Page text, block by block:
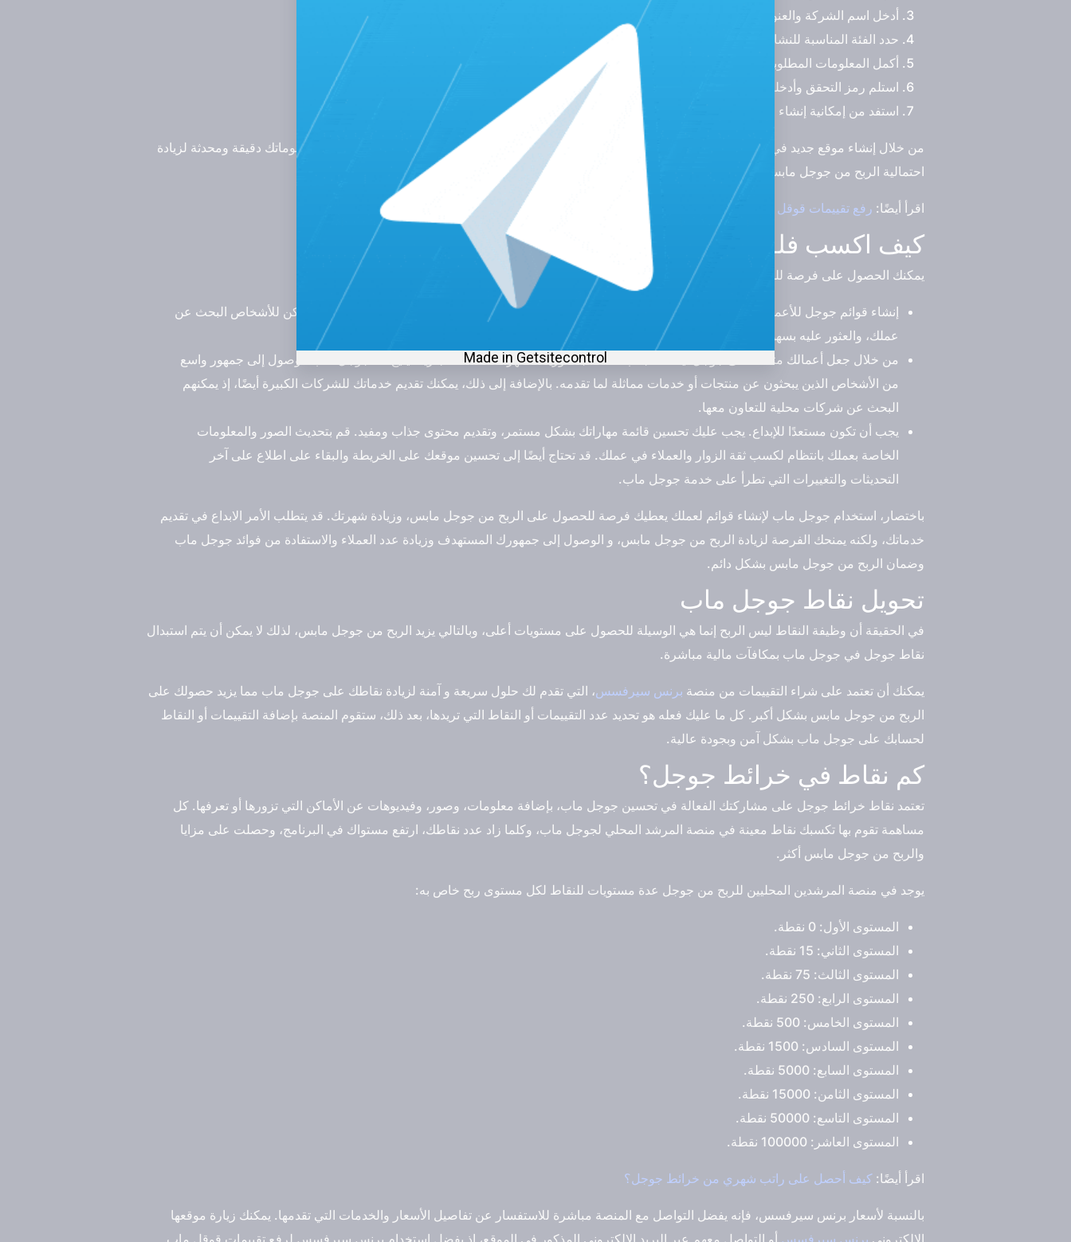
أدخل اسم الشركة والعنوان الكامل للموقع الجديد.
حدد الفئة المناسبة للنشاط التجاري.
أكمل المعلومات المطلوبة وتحقق من صحتها جيدا.
استلم رمز التحقق وأدخله لإكمال عملية التحقق.
استفد من إمكانية إنشاء موقع إلكتروني جديد مجانا في خرائط جوجل لزيادة رؤية وتواجد عملك عبر الإنترنت.
من خلال إنشاء موقع جديد في خرائط جوجل، يمكنك الربح من جوجل ماب وجذب عملاء جدد، وتوسيع نطاق عملك. اجعل معلوماتك دقيقة ومحدثة لزيادة
احتمالية الربح من جوجل مابس من عملك عبر البحث.
اقرأ أيضًا: رفع تقييمات قوقل ماب بدون مجهود وبأقل سعر
كيف اكسب فلوس من خرائط جوجل؟
يمكنك الحصول على فرصة للحصول على الربح من جوجل مابس، من خلال:
إنشاء قوائم جوجل للأعمال التجارية وجعلها مرئية ومتاحة عبر الإنترنت. عندما تقوم بإنشاء قائمة لعملك على جوجل، يمكن للأشخاص البحث عن
عملك، والعثور عليه بسهولة عبر خرائط جوجل ونتائج البحث.
من خلال جعل أعمالك متاحة على جوجل، يمكنك جذب عملاء جدد وزيادة شهرة علامتك التجارية. يتيح لك جوجل ماب الوصول إلى جمهور واسع
من الأشخاص الذين يبحثون عن منتجات أو خدمات مماثلة لما تقدمه. بالإضافة إلى ذلك، يمكنك تقديم خدماتك للشركات الكبيرة أيضًا، إذ يمكنهم
البحث عن شركات محلية للتعاون معها.
يجب أن تكون مستعدًا للإبداع. يجب عليك تحسين قائمة مهاراتك بشكل مستمر، وتقديم محتوى جذاب ومفيد. قم بتحديث الصور والمعلومات
الخاصة بعملك بانتظام لكسب ثقة الزوار والعملاء في عملك. قد تحتاج أيضًا إلى تحسين موقعك على الخريطة والبقاء على اطلاع على آخر
التحديثات والتغييرات التي تطرأ على خدمة جوجل ماب.
باختصار، استخدام جوجل ماب لإنشاء قوائم لعملك يعطيك فرصة للحصول على الربح من جوجل مابس، وزيادة شهرتك. قد يتطلب الأمر الابداع في تقديم
خدماتك، ولكنه يمنحك الفرصة لزيادة الربح من جوجل مابس، و الوصول إلى جمهورك المستهدف وزيادة عدد العملاء والاستفادة من فوائد جوجل ماب
وضمان الربح من جوجل مابس بشكل دائم.
تحويل نقاط جوجل ماب
في الحقيقة أن وظيفة النقاط ليس الربح إنما هي الوسيلة للحصول على مستويات أعلى، وبالتالي يزيد الربح من جوجل مابس، لذلك لا يمكن أن يتم استبدال
نقاط جوجل في جوجل ماب بمكافآت مالية مباشرة.
يمكنك أن تعتمد على شراء التقييمات من منصة برنس سيرفسس، التي تقدم لك حلول سريعة و آمنة لزيادة نقاطك على جوجل ماب مما يزيد حصولك على
الربح من جوجل مابس بشكل أكبر. كل ما عليك فعله هو تحديد عدد التقييمات أو النقاط التي تريدها، بعد ذلك، ستقوم المنصة بإضافة التقييمات أو النقاط
لحسابك على جوجل ماب بشكل آمن وبجودة عالية.
كم نقاط في خرائط جوجل؟
تعتمد نقاط خرائط جوجل على مشاركتك الفعالة في تحسين جوجل ماب، بإضافة معلومات، وصور، وفيديوهات عن الأماكن التي تزورها أو تعرفها. كل
مساهمة تقوم بها تكسبك نقاط معينة في منصة المرشد المحلي لجوجل ماب، وكلما زاد عدد نقاطك، ارتفع مستواك في البرنامج، وحصلت على مزايا
والربح من جوجل مابس أكثر.
يوجد في منصة المرشدين المحليين للربح من جوجل عدة مستويات للنقاط لكل مستوى ربح خاص به:
المستوى الأول: 0 نقطة.
المستوى الثاني: 15 نقطة.
المستوى الثالث: 75 نقطة.
المستوى الرابع: 250 نقطة.
المستوى الخامس: 500 نقطة.
المستوى السادس: 1500 نقطة.
المستوى السابع: 5000 نقطة.
المستوى الثامن: 15000 نقطة.
المستوى التاسع: 50000 نقطة.
المستوى العاشر: 100000 نقطة.
اقرأ أيضًا: كيف أحصل على راتب شهري من خرائط جوجل؟
بالنسبة لأسعار برنس سيرفسس، فإنه يفضل التواصل مع المنصة مباشرة للاستفسار عن تفاصيل الأسعار والخدمات التي تقدمها. يمكنك زيارة موقعها
الإلكتروني برنس سيرفسس أو التواصل معهم عبر البريد الإلكتروني المذكور في الموقع، إذ يفضل استخدام برنس سيرفسس لرفع تقييمات قوقل ماب